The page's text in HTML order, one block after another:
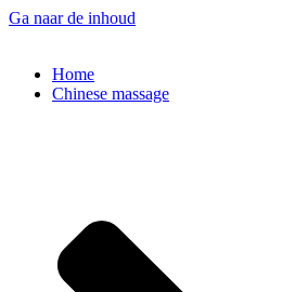
Ga naar de inhoud
Home
Chinese massage